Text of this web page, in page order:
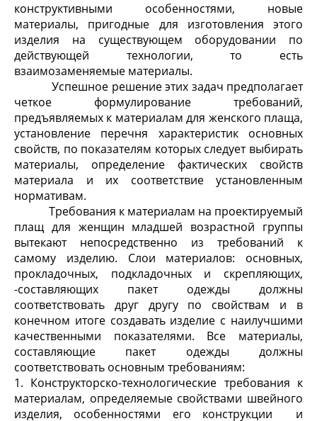
конструктивными особенностями, новые
материалы, пригодные для изготовления этого
изделия на существующем оборудовании по
действующей технологии, то есть
взаимозаменяемые материалы.
Успешное решение этих задач предполагает
четкое формулирование требований,
предъявляемых к материалам для женского плаща,
установление перечня характеристик основных
свойств, по показателям которых следует выбирать
материалы, определение фактических свойств
материала и их соответствие установленным
нормативам.
Требования к материалам на проектируемый
плащ для женщин младшей возрастной группы
вытекают непосредственно из требований к
самому изделию. Слои материалов: основных,
прокладочных, подкладочных и скрепляющих,
-составляющих пакет одежды должны
соответствовать друг другу по свойствам и в
конечном итоге создавать изделие с наилучшими
качественными показателями. Все материалы,
составляющие пакет одежды должны
соответствовать основным требованиям:
1. Конструкторско-технологические требования к
материалам, определяемые свойствами швейного
изделия, особенностями его конструкции и